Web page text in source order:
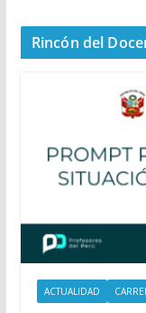
n
a
Rincón del
ACTUALIDAD